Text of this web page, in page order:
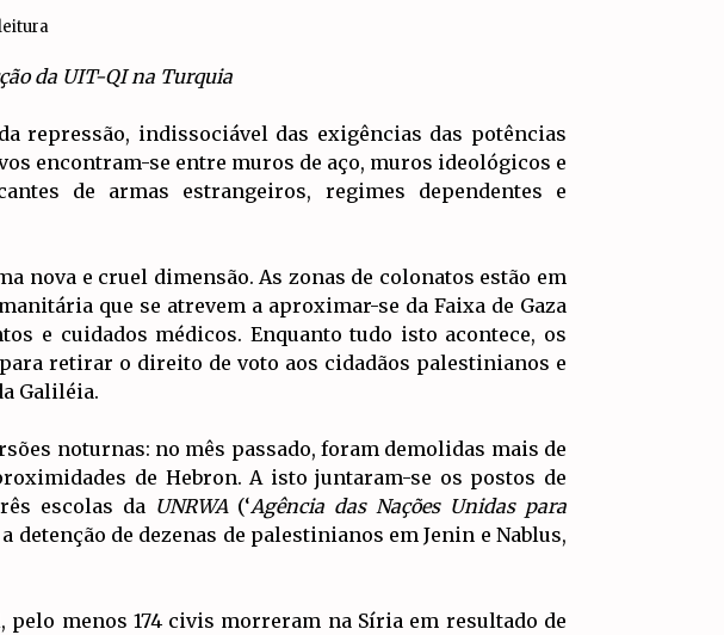
da UIT-QI na Turquia
repressão, indissociável das exigências das potências
encontram-se entre muros de aço, muros ideológicos e
de armas estrangeiros, regimes dependentes e
nova e cruel dimensão. As zonas de colonatos estão em
que se atrevem a aproximar-se da Faixa de Gaza
e cuidados médicos. Enquanto tudo isto acontece, os
retirar o direito de voto aos cidadãos palestinianos e
Galiléia.
noturnas: no mês passado, foram demolidas mais de
de Hebron. A isto juntaram-se os postos de
escolas da UNRWA (‘Agência das Nações Unidas para
detenção de dezenas de palestinianos em Jenin e Nablus,
menos 174 civis morreram na Síria em resultado de